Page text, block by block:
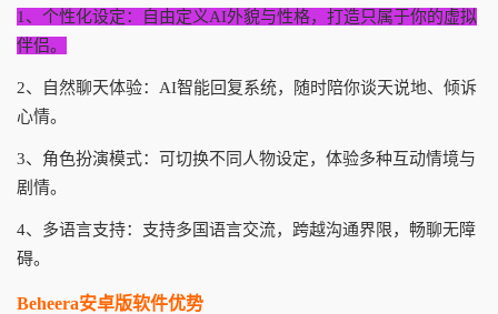
1、个性化设定：自由定义AI外貌与性格，打造只属于你的虚拟
伴侣。
2、自然聊天体验：AI智能回复系统，随时陪你谈天说地、倾诉
心情。
3、角色扮演模式：可切换不同人物设定，体验多种互动情境与
剧情。
4、多语言支持：支持多国语言交流，跨越沟通界限，畅聊无障
碍。
Beheera安卓版软件优势